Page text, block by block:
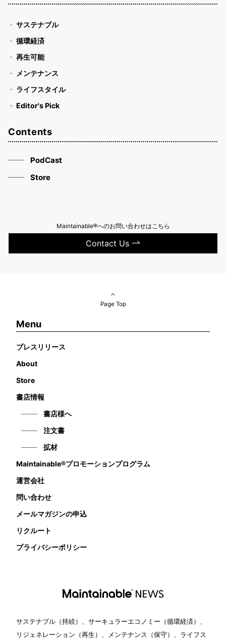
サステナブル
循環経済
再生可能
メンテナンス
ライフスタイル
Editor's Pick
Contents
PodCast
Store
Maintainable®へのお問い合わせはこちら
Contact Us
Page Top
Menu
プレスリリース
About
Store
書店情報
書店様へ
注文書
拡材
Maintainable®プロモーションプログラム
運営会社
問い合わせ
メールマガジンの申込
リクルート
プライバシーポリシー
サステナブル（持続）、サーキュラーエコノミー（循環経済）、
リジェネレーション（再生）、メンテナンス（保守）、ライフス